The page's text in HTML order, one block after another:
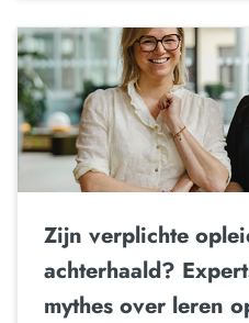
Zijn verplichte
achterhaald?
mythes over leren